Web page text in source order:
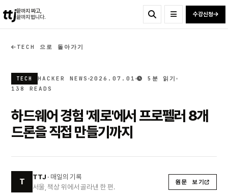
ttj끝까지 짜고,
끝까지 법니다.
수강신청
TECH 으로 돌아가기
TECH HACKER NEWS 2026.07.01
5분 읽기
138 READS
하드웨어 경험 '제로'에서 프로펠러 8개
드론을 직접 만들기까지
T
TTJ · 매일의 기록
서울, 책상 위에서 골라낸 한 편.
원문 보기